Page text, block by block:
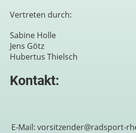
Vertreten durch:
Sabine Holle
Jens Götz
Hubertus Thielsch
Kontakt:
E-Mail: vorsitzender@radsport-